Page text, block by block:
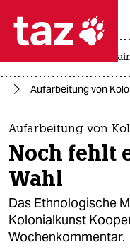
 taz
themen
politik
öko
gesellschaft
krieg in der
Aufarbeitung von
Aufarbeitung von
Noch fehlt
Wahl
Das Ethnologische
Kolonialkunst
Wochenkommentar.